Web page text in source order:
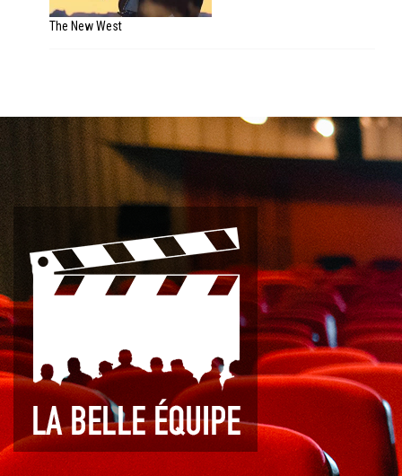
The New West